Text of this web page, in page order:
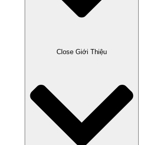
Close Giới Thiệu